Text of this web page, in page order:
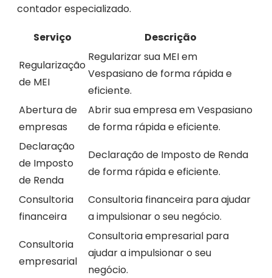
contador especializado.
Serviço
Descrição
Regularização
de MEI
Regularizar sua MEI em
Vespasiano de forma rápida e
eficiente.
Abertura de
empresas
Abrir sua empresa em Vespasiano
de forma rápida e eficiente.
Declaração
de Imposto
de Renda
Declaração de Imposto de Renda
de forma rápida e eficiente.
Consultoria
financeira
Consultoria financeira para ajudar
a impulsionar o seu negócio.
Consultoria
empresarial
Consultoria empresarial para
ajudar a impulsionar o seu
negócio.